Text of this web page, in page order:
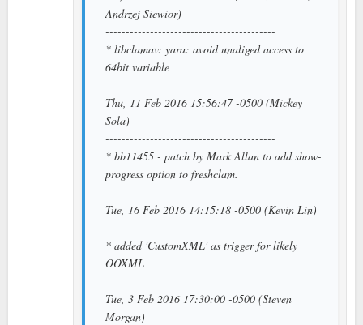
Andrzej Siewior)
------------------------------------------
* libclamav: yara: avoid unaliged access to
64bit variable
Thu, 11 Feb 2016 15:56:47 -0500 (Mickey
Sola)
------------------------------------------
* bb11455 - patch by Mark Allan to add show-
progress option to freshclam.
Tue, 16 Feb 2016 14:15:18 -0500 (Kevin Lin)
------------------------------------------
* added 'CustomXML' as trigger for likely
OOXML
Tue, 3 Feb 2016 17:30:00 -0500 (Steven
Morgan)